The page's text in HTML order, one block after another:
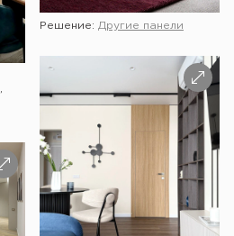
Решение: Другие панели